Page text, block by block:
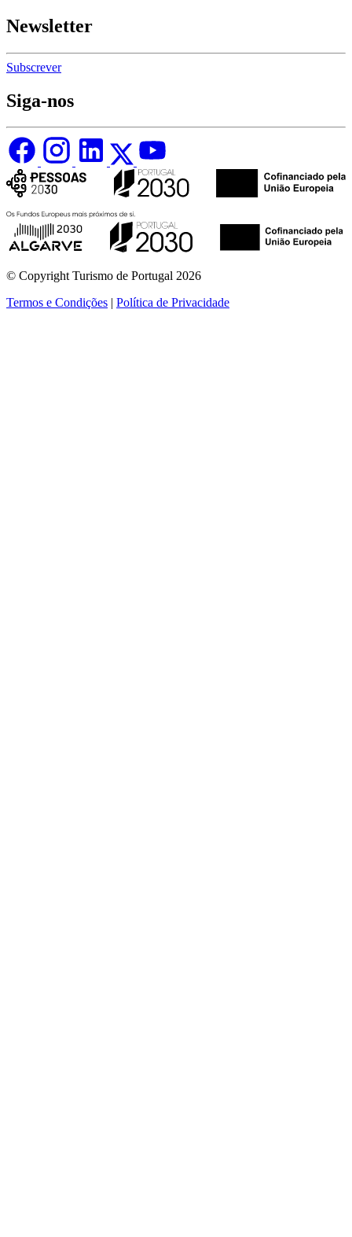
Newsletter
Subscrever
Siga-nos
© Copyright Turismo de Portugal 2026
Termos e Condições | Política de Privacidade